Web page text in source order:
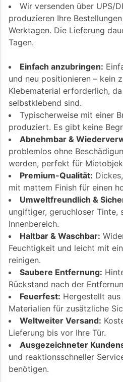
Wir versenden über UPS/
produzieren Ihre
Werktagen. Die Lieferung
Tagen.
Einfach anzubringen:
und neu positionieren – kein
Klebematerial erforderlich,
selbstklebend sind.
Typischerweise mit einer
produziert. Es gibt keine
Abnehmbar &
problemlos ohne
werden, perfekt für
Premium-Qualität:
mit mattem Finish für einen
Umweltfreundlich &
ungiftiger, geruchloser Tinte,
Innenbereich.
Haltbar & Waschbar:
Feuchtigkeit und leicht mit
reinigen.
Saubere Entfernung:
Rückstand nach der
Feuerfest: Hergestellt
Materialien für zusätzliche
Weltweiter Versand:
Lieferung bis vor Ihre Tür.
Ausgezeichneter
und reaktionsschneller
benötigen.